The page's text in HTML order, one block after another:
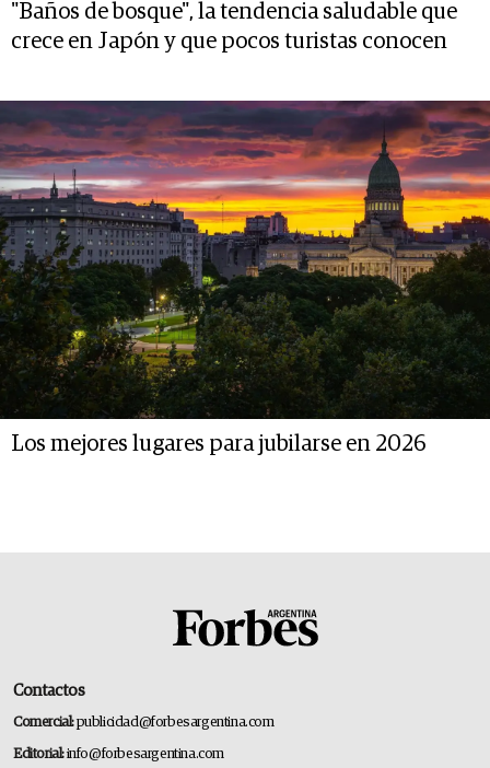
"Baños de bosque", la tendencia saludable que
crece en Japón y que pocos turistas conocen
Los mejores lugares para jubilarse en 2026
Contactos
Comercial:publicidad@forbesargentina.com
Editorial:info@forbesargentina.com